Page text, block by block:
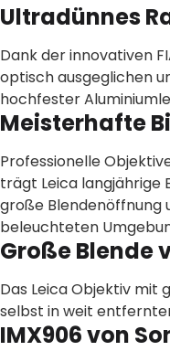
Ultradünnes
Dank der innovativen
optisch ausgeglichen
hochfester
Meisterhafte
Professionelle
trägt Leica langjährige
große Blendenöffnung
beleuchteten
Große Blende
Das Leica Objektiv mit
selbst in weit
IMX906 von